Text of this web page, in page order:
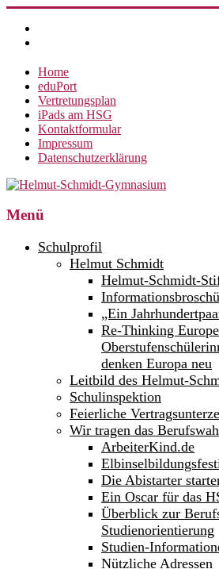
Inhalt
springen
Home
eduPort
Vertretungsplan
iPads am HSG
Kontaktformular
Impressum
Datenschutzerklärung
Helmut-
Gymnasium
Menü
Schulprofil
Helmut Schmidt
Helmut-Schmidt-
„Ein
Re-Thinking
denken Europa neu
Leitbild des Helmut-
Schulinspektion
Feierliche
Wir tragen das
ArbeiterKind.de
Die Abistarter
Ein Oscar für das
Überblick zur
Studienorientierung
Studien-
Nützliche Adressen